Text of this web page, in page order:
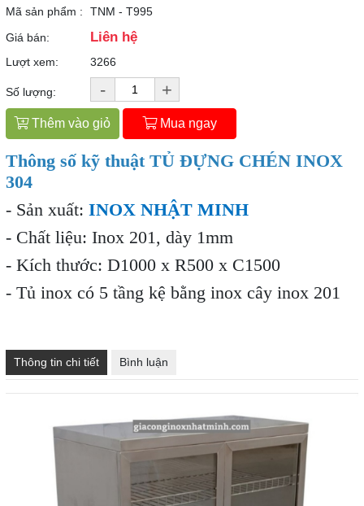
Mã sản phẩm :
TNM - T995
Giá bán:
Liên hệ
Lượt xem: 3266
Số lượng: - +
Thêm vào giỏ Mua ngay
Thông số kỹ thuật TỦ ĐỰNG CHÉN INOX
304
- Sản xuất: INOX NHẬT MINH
- Chất liệu: Inox 201, dày 1mm
- Kích thước: D1000 x R500 x C1500
- Tủ inox có 5 tầng kệ bằng inox cây inox 201
Thông tin chi tiết Bình luận